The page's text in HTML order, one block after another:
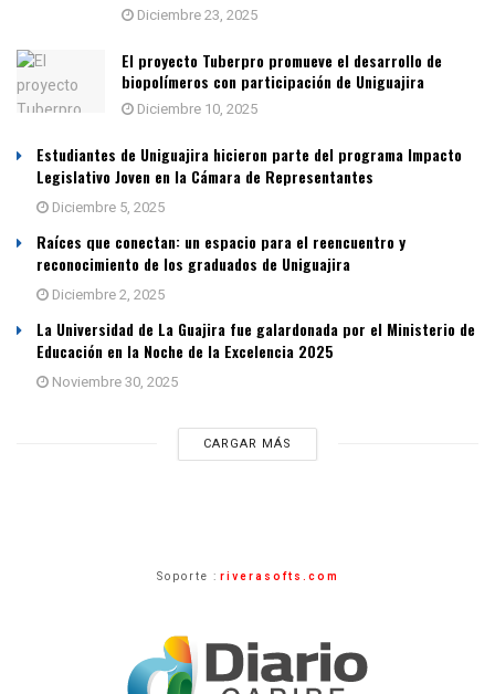
Diciembre 23, 2025
El proyecto Tuberpro promueve el desarrollo de
biopolímeros con participación de Uniguajira
Diciembre 10, 2025
Estudiantes de Uniguajira hicieron parte del programa Impacto
Legislativo Joven en la Cámara de Representantes
Diciembre 5, 2025
Raíces que conectan: un espacio para el reencuentro y
reconocimiento de los graduados de Uniguajira
Diciembre 2, 2025
La Universidad de La Guajira fue galardonada por el Ministerio de
Educación en la Noche de la Excelencia 2025
Noviembre 30, 2025
CARGAR MÁS
Soporte : riverasofts.com